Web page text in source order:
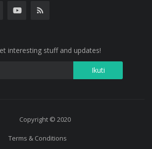
interesting stuff and updates!
Copyright © 2020
Terms & Conditions